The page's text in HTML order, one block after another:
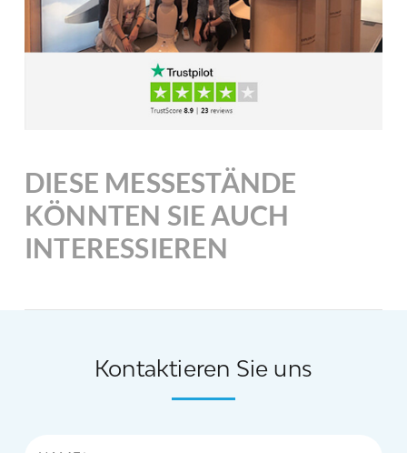
DIESE MESSESTÄNDE
KÖNNTEN SIE AUCH
INTERESSIEREN
Kontaktieren Sie uns